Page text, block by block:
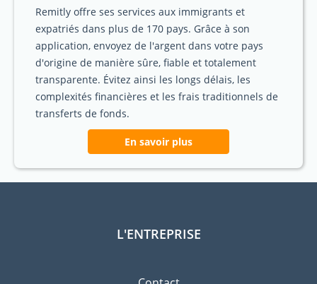
Remitly offre ses services aux immigrants et
expatriés dans plus de 170 pays. Grâce à son
application, envoyez de l'argent dans votre pays
d'origine de manière sûre, fiable et totalement
transparente. Évitez ainsi les longs délais, les
complexités financières et les frais traditionnels de
transferts de fonds.
En savoir plus
L'ENTREPRISE